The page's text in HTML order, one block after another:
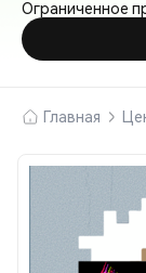
Ограниченное
Главная